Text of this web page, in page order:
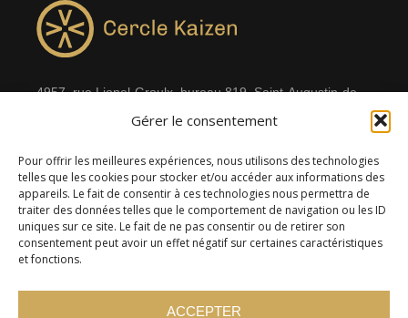
Gérer le consentement
Pour offrir les meilleures expériences, nous utilisons des technologies
telles que les cookies pour stocker et/ou accéder aux informations des
appareils. Le fait de consentir à ces technologies nous permettra de
traiter des données telles que le comportement de navigation ou les ID
uniques sur ce site. Le fait de ne pas consentir ou de retirer son
consentement peut avoir un effet négatif sur certaines caractéristiques
et fonctions.
ACCEPTER
4957, rue Lionel-Groulx, bureau 819, Saint-Augustin-de-
Desmaures QC G3A 0M7